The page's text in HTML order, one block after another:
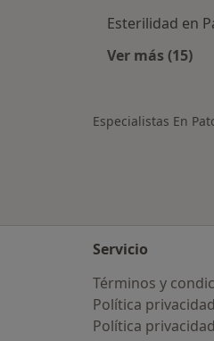
Esterilidad en
Ver más (15)
Especialistas En
Servicio
Términos y
Política
Política